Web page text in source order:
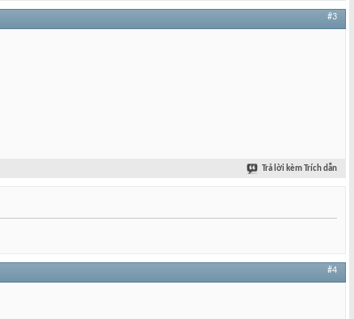
#3
Trả lời kèm Trích dẫn
#4